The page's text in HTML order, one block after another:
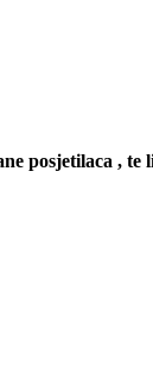
posjetilaca , te